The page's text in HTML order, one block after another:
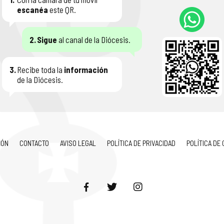
escanéa este QR.
2. Sigue al canal de la Diócesis.
3. Recibe toda la información
de la Diócesis.
CONTACTO AVISO LEGAL POLÍTICA DE PRIVACIDAD POLÍTICA DE